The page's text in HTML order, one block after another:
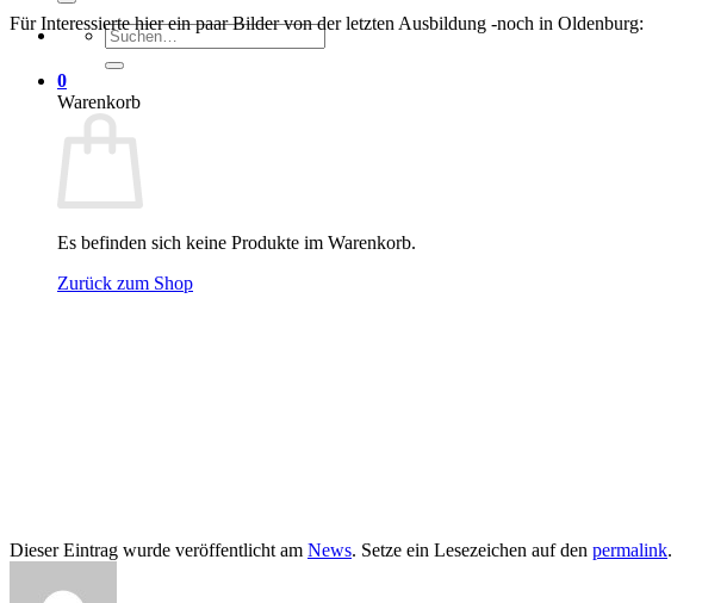
Suchen
nach:
0
Warenkorb
Es befinden sich keine Produkte im Warenkorb.
Zurück zum Shop
Für Interessierte hier ein paar Bilder von der letzten Ausbildung -noch in Oldenburg:
Dieser Eintrag wurde veröffentlicht am News. Setze ein Lesezeichen auf den permalink.